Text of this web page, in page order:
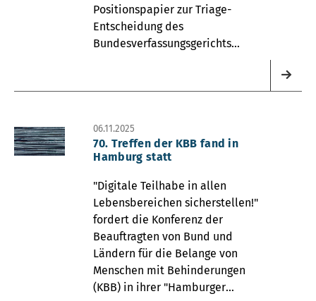
Positionspapier zur Triage-
Entscheidung des
Bundesverfassungsgerichts
06.11.2025
70. Treffen der KBB fand in
Hamburg statt
"Digitale Teilhabe in allen
Lebensbereichen sicherstellen!"
fordert die Konferenz der
Beauftragten von Bund und
Ländern für die Belange von
Menschen mit Behinderungen
(KBB) in ihrer "Hamburger